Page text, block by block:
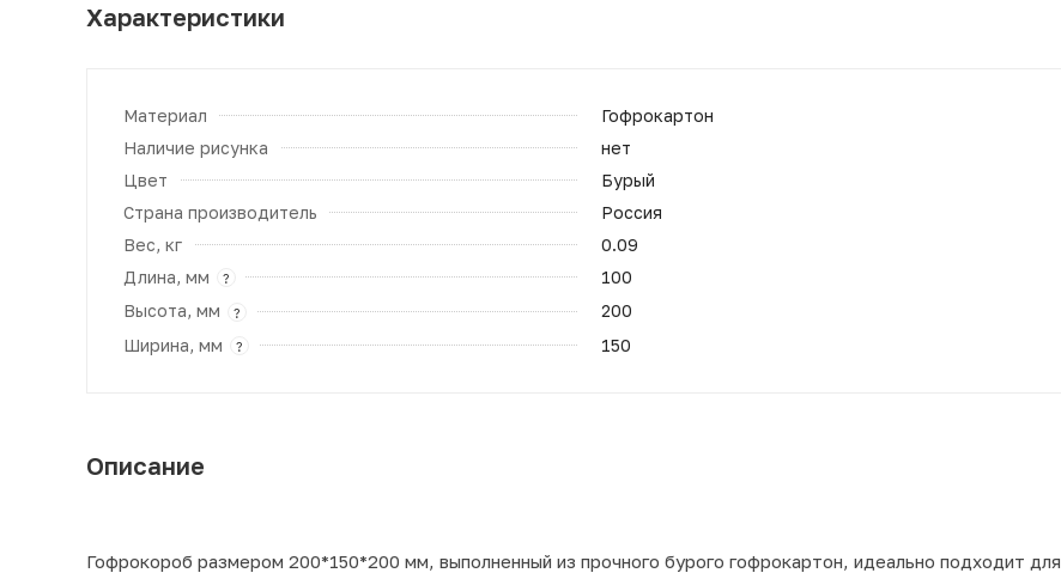
Характеристики
Материал
Гофрокартон
Наличие рисунка
нет
Цвет
Бурый
Страна производитель
Россия
Вес, кг
0.09
Длина, мм
?
100
Высота, мм
?
200
Ширина, мм
? 150
Описание
Гофрокороб размером 200*150*200 мм, выполненный из прочного бурого гофрокартон, идеально подходит для